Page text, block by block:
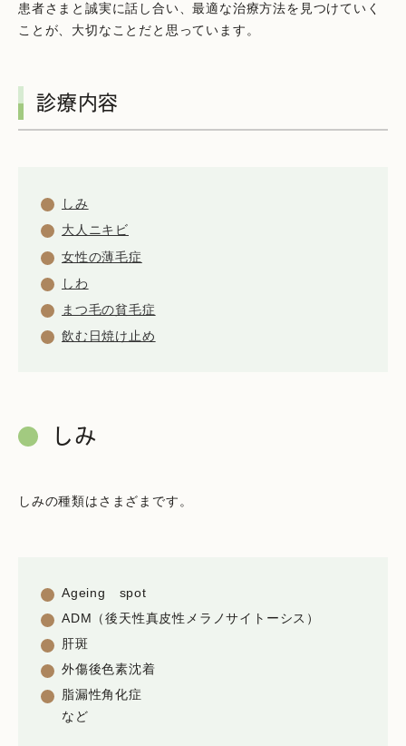
患者さまと誠実に話し合い、最適な治療方法を見つけていく
ことが、大切なことだと思っています。
診療内容
しみ
大人ニキビ
女性の薄毛症
しわ
まつ毛の貧毛症
飲む日焼け止め
しみ
しみの種類はさまざまです。
Ageing spot
ADM（後天性真皮性メラノサイトーシス）
肝斑
外傷後色素沈着
脂漏性角化症
など